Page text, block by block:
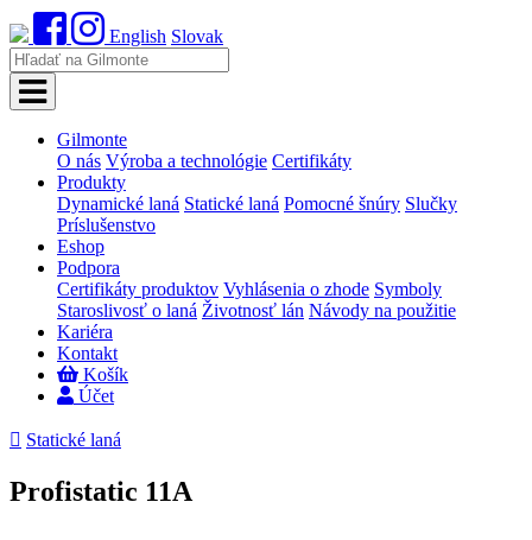
English Slovak
Gilmonte
O nás Výroba a technológie Certifikáty
Produkty
Dynamické laná Statické laná Pomocné šnúry Slučky
Príslušenstvo
Eshop
Podpora
Certifikáty produktov Vyhlásenia o zhode Symboly
Staroslivosť o laná Životnosť lán Návody na použitie
Kariéra
Kontakt
Košík
Účet
 Statické laná
Profistatic 11A